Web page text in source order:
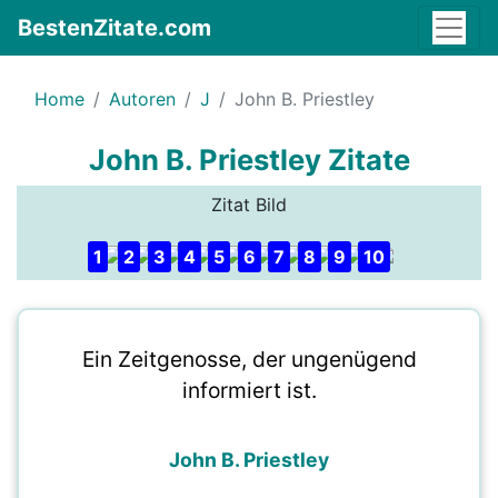
BestenZitate.com
Home Autoren J John B. Priestley
John B. Priestley Zitate
Zitat Bild
1 2 3 4 5 6 7 8 9 10
Ein Zeitgenosse, der ungenügend
informiert ist.
John B. Priestley